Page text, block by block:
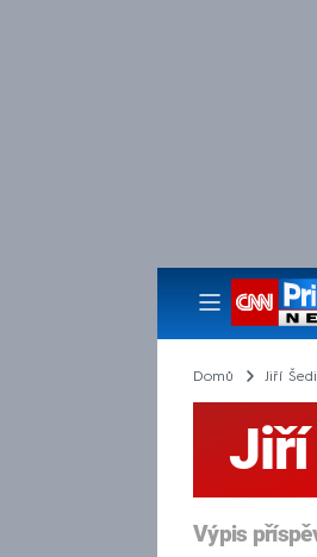
Domů Jiří
Jiří
Výpis